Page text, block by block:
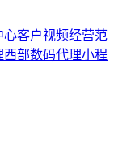
心客户视频经营范
西部数码代理小程